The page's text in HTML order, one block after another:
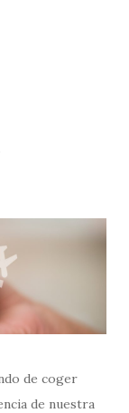
de coger
de nuestra